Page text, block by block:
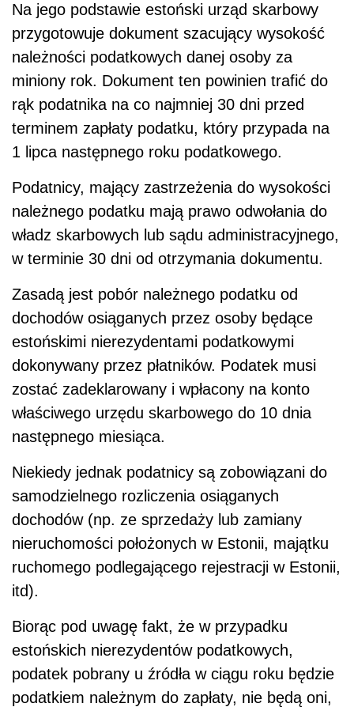
Na jego podstawie estoński urząd skarbowy
przygotowuje dokument szacujący wysokość
należności podatkowych danej osoby za
miniony rok. Dokument ten powinien trafić do
rąk podatnika na co najmniej 30 dni przed
terminem zapłaty podatku, który przypada na
1 lipca następnego roku podatkowego.
Podatnicy, mający zastrzeżenia do wysokości
należnego podatku mają prawo odwołania do
władz skarbowych lub sądu administracyjnego,
w terminie 30 dni od otrzymania dokumentu.
Zasadą jest pobór należnego podatku od
dochodów osiąganych przez osoby będące
estońskimi nierezydentami podatkowymi
dokonywany przez płatników. Podatek musi
zostać zadeklarowany i wpłacony na konto
właściwego urzędu skarbowego do 10 dnia
następnego miesiąca.
Niekiedy jednak podatnicy są zobowiązani do
samodzielnego rozliczenia osiąganych
dochodów (np. ze sprzedaży lub zamiany
nieruchomości położonych w Estonii, majątku
ruchomego podlegającego rejestracji w Estonii,
itd).
Biorąc pod uwagę fakt, że w przypadku
estońskich nierezydentów podatkowych,
podatek pobrany u źródła w ciągu roku będzie
podatkiem należnym do zapłaty, nie będą oni,